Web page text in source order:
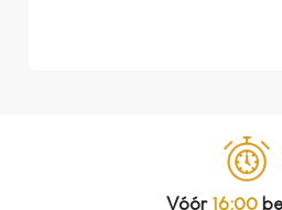
Vóór 16:00